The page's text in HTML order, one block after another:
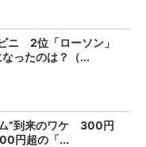
ニ 2位「ローソン」
ったのは？（...
”到来のワケ 300円
円超の「...